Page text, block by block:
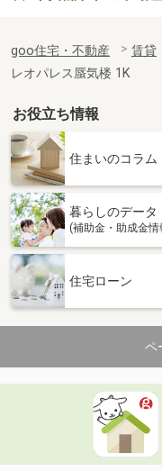
goo住宅・不動産 賃貸
レオパレス蜃気楼 1K
お役立ち情報
住まいのコラム
暮らしのデータ
(補助金・助成金情
住宅ローン
ペ